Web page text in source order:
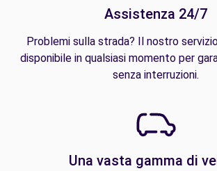
Assistenza 24/7
Problemi sulla strada? Il nostro
disponibile in qualsiasi momento per
senza interruzioni.
Una vasta gamma di